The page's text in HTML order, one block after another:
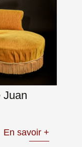
Juan
En savoir +